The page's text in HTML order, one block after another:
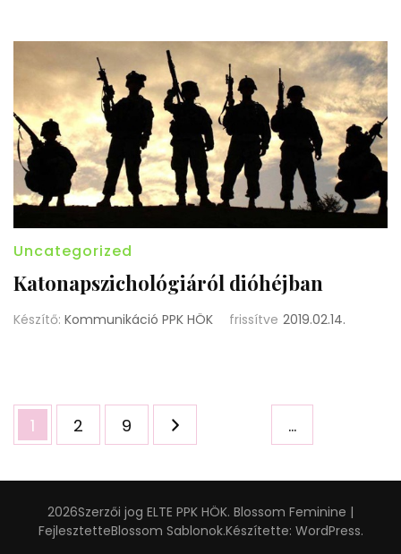
Uncategorized
Katonapszichológiáról dióhéjban
Készítő: Kommunikáció PPK HÖK frissítve 2019.02.14.
Bejegyzések
lapozása
Oldal
1 Oldal
2 …
Oldal
9
2026Szerzői jog ELTE PPK HÖK. Blossom Feminine |
FejlesztetteBlossom Sablonok.Készítette: WordPress.